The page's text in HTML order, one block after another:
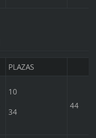
PLAZAS
10
34
44